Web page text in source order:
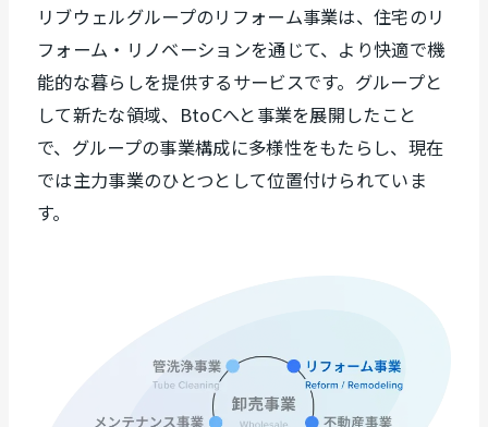
リブウェルグループのリフォーム事業は、住宅のリ
フォーム・リノベーションを通じて、より快適で機
能的な暮らしを提供するサービスです。グループと
して新たな領域、BtoCへと事業を展開したこと
で、グループの事業構成に多様性をもたらし、現在
では主力事業のひとつとして位置付けられていま
す。